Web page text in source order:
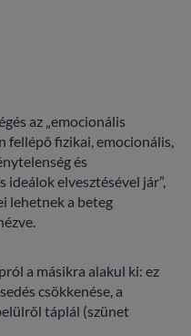
az „emocionális
fellépő fizikai, emocionális,
és
ideálok elvesztésével jár”,
lehetnek a beteg
a másikra alakul ki: ez
csökkenése, a
táplál (szünet